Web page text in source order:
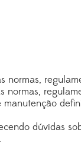
dúvidas